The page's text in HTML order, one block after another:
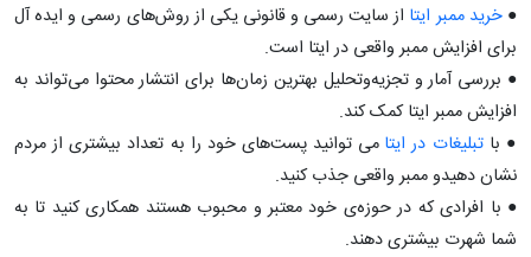
●خرید ممبر ایتا از سایت رسمی و قانونی یکی از روش‌های رسمی و ایده آل
برای افزایش ممبر واقعی در ایتا است.
● بررسی آمار و تجزیه‌و‌تحلیل بهترین زمان‌ها برای انتشار محتوا می‌تواند به
افزایش ممبر ایتا کمک کند.
● باتبلیغات در ایتا می توانید پست‌های خود را به تعداد بیشتری از مردم
نشان دهیدو ممبر واقعی جذب کنید.
● با افرادی که در حوزه‌ی خود معتبر و محبوب هستند همکاری کنید تا به
شما شهرت بیشتری دهند.